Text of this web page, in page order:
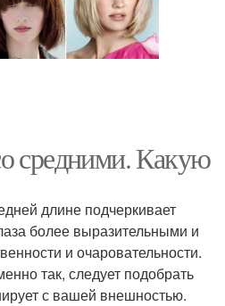
Лоханка с челкой
перьями
Стрижка с длинной
челкой
средними. Какую
длине подчеркивает
более выразительными и
и очаровательности.
так, следует подобрать
с вашей внешностью.